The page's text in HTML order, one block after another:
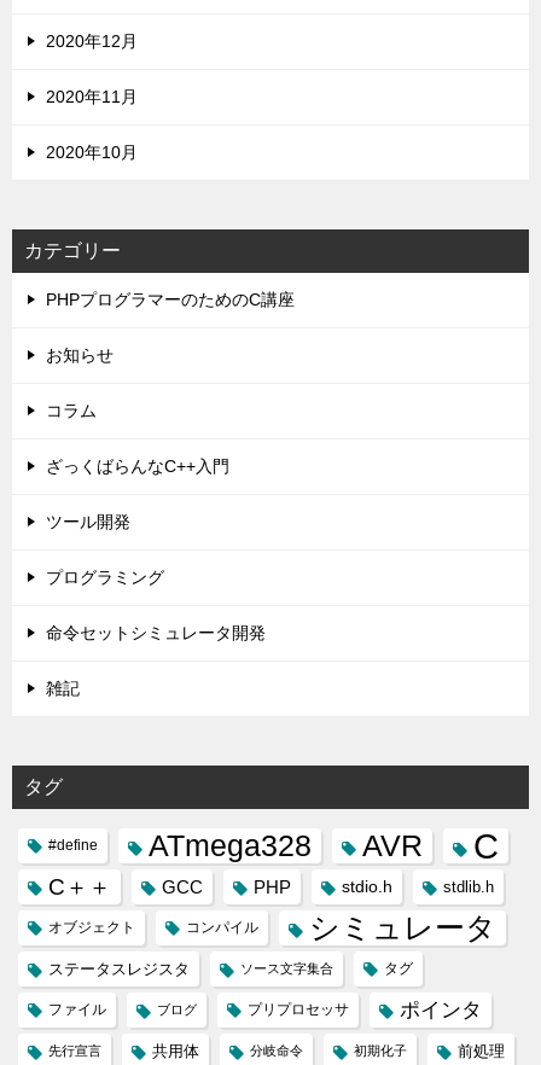
2020年12月
2020年11月
2020年10月
カテゴリー
PHPプログラマーのためのC講座
お知らせ
コラム
ざっくばらんなC++入門
ツール開発
プログラミング
命令セットシミュレータ開発
雑記
タグ
#define ATmega328 AVR C
C＋＋ GCC PHP stdio.h stdlib.h
オブジェクト コンパイル シミュレータ
ステータスレジスタ ソース文字集合 タグ
ファイル ブログ プリプロセッサ ポインタ
先行宣言 共用体 分岐命令 初期化子 前処理